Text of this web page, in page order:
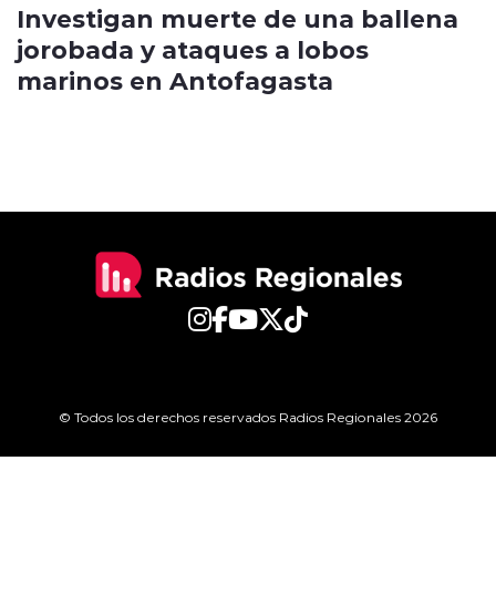
Investigan muerte de una ballena
jorobada y ataques a lobos
marinos en Antofagasta
© Todos los derechos reservados Radios Regionales 2026